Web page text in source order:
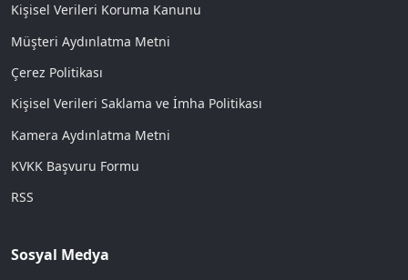
Kişisel Verileri Koruma Kanunu
Müşteri Aydınlatma Metni
Çerez Politikası
Kişisel Verileri Saklama ve İmha Politikası
Kamera Aydınlatma Metni
KVKK Başvuru Formu
RSS
Sosyal Medya